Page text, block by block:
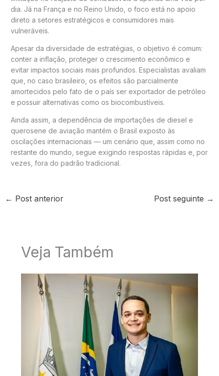
dia. Já na França e no Reino Unido , o foco está no apoio
direto a setores estratégicos e consumidores mais
vulneráveis.
Apesar da diversidade de estratégias, o objetivo é comum:
conter a inflação, proteger o crescimento econômico e
evitar impactos sociais mais profundos. Especialistas avaliam
que, no caso brasileiro, os efeitos são parcialmente
amortecidos pelo fato de o país ser exportador de petróleo
e possuir alternativas como os biocombustíveis.
Ainda assim, a dependência de importações de diesel e
querosene de aviação mantém o Brasil exposto às
oscilações internacionais — um cenário que, assim como no
restante do mundo, segue exigindo respostas rápidas e, por
vezes, fora do padrão tradicional.
← Post anterior Post seguinte →
Veja Também